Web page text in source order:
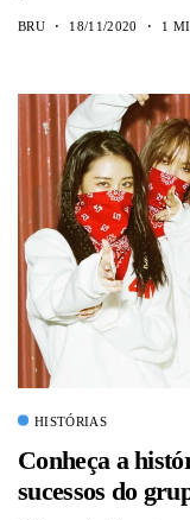
BRU 18/11/2020 1
HISTÓRIAS
Conheça a
sucessos do